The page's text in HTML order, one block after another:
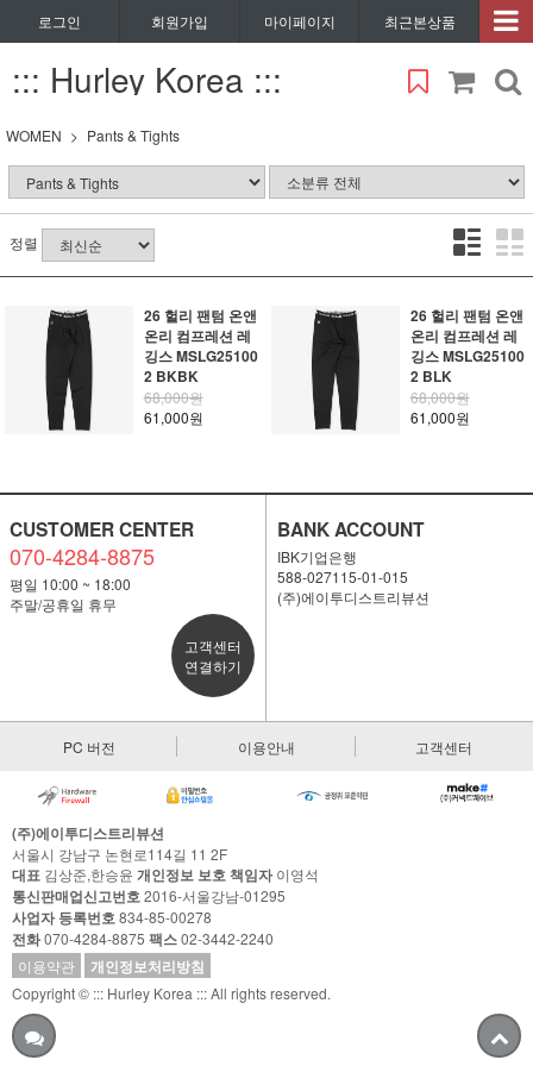
로그인 회원가입 마이페이지 최근본상품
::: Hurley Korea :::
WOMEN Pants & Tights
정렬
26 헐리 팬텀 온앤
온리 컴프레션 레
깅스 MSLG25100
2 BKBK
68,000원
61,000원
26 헐리 팬텀 온앤
온리 컴프레션 레
깅스 MSLG25100
2 BLK
68,000원
61,000원
CUSTOMER CENTER
070-4284-8875
평일 10:00 ~ 18:00
주말/공휴일 휴무
고객센터
연결하기
BANK ACCOUNT
IBK기업은행
588-027115-01-015
(주)에이투디스트리뷰션
PC 버전 이용안내 고객센터
(주)에이투디스트리뷰션
서울시 강남구 논현로114길 11 2F
대표 김상준,한승윤 개인정보 보호 책임자이영석
통신판매업신고번호2016-서울강남-01295
사업자 등록번호834-85-00278
전화070-4284-8875 팩스02-3442-2240
이용약관
개인정보처리방침
Copyright © ::: Hurley Korea ::: All rights reserved.